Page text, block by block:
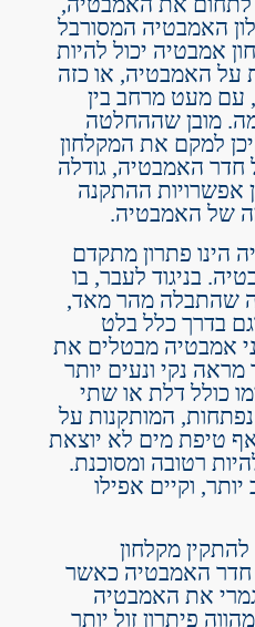
האמבטיה המסורבל
אמבטיה יכול להיות
על האמבטיה, או כזה
מעט מרחב בין
מובן שההחלטה
למקם את המקלחון
חדר האמבטיה, גודלה
אפשרויות ההתקנה
של האמבטיה.
הינו פתרון מתקדם
בניגוד לעבר, בו
שהתבלה מהר מאד,
בדרך כלל בלט
אמבטיה מבטלים את
נקי ונעים יותר
כולל דלת או שתי
המותקנות על
טיפת מים לא יוצאת
רטובה ומסוכנת.
וקיים אפילו
מקלחון
חדר האמבטיה כאשר
את האמבטיה
פיתרון זול יותר